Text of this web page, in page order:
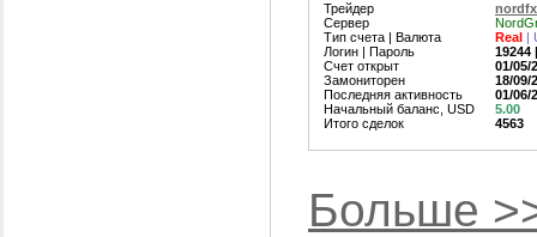
Трейдер
Сервер
Тип счета | Валюта
Логин | Пароль
Счет открыт
Замониторен
Последняя активность
Начальный баланс, USD
Итого сделок
nordfx
Real |
19244
01/05/
18/09/
01/06/
5.00
4563
Больше